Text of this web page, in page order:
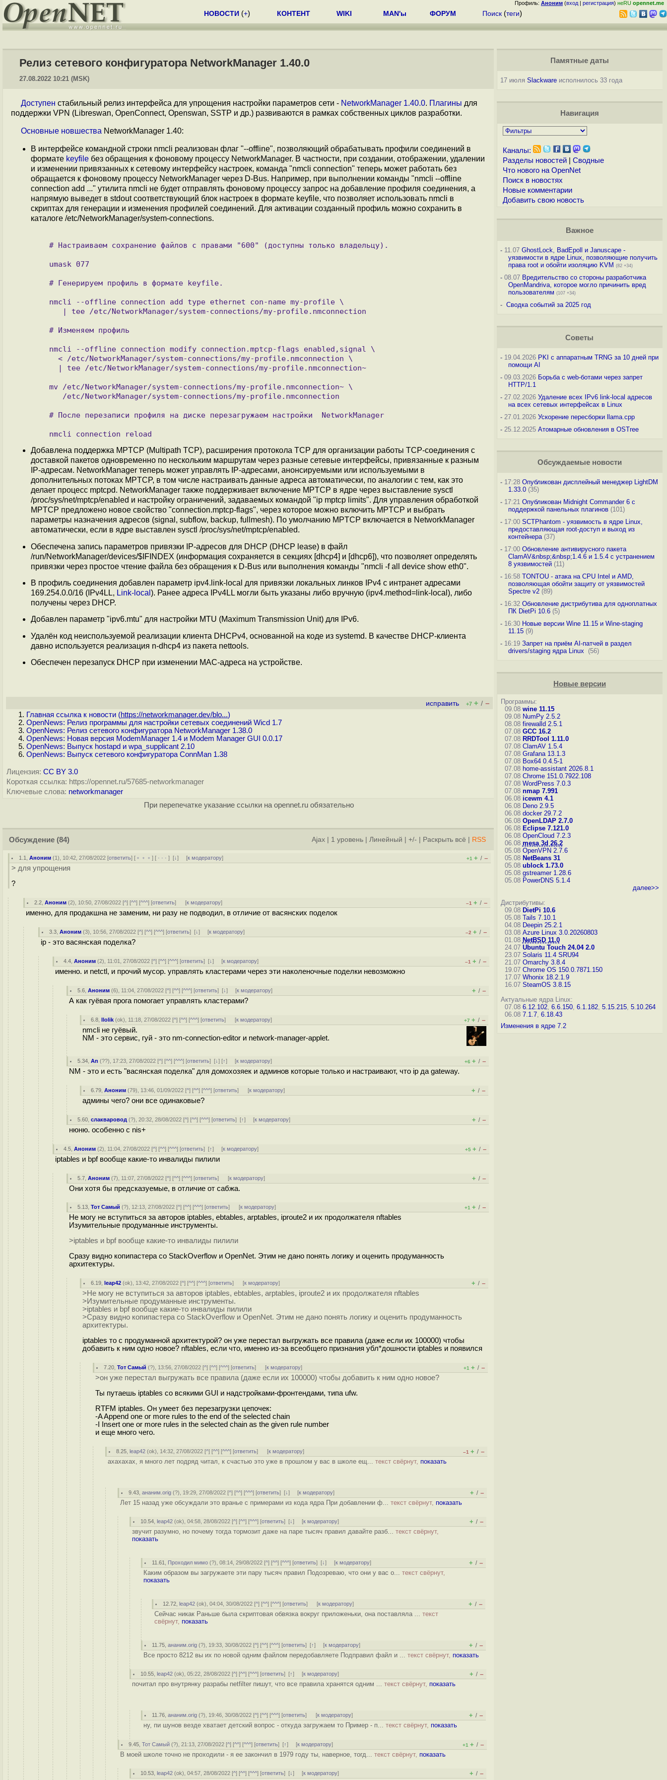
Профиль: Аноним (вход | регистрация) неRU opennet.me
НОВОСТИ (+) КОНТЕНТ WIKI MAN'ы ФОРУМ Поиск (теги)
Релиз сетевого конфигуратора NetworkManager 1.40.0
27.08.2022 10:21 (MSK)
Доступен стабильный релиз интерфейса для упрощения настройки параметров сети - NetworkManager 1.40.0. Плагины для
поддержки VPN (Libreswan, OpenConnect, Openswan, SSTP и др.) развиваются в рамках собственных циклов разработки.
Основные новшества NetworkManager 1.40:
В интерфейсе командной строки nmcli реализован флаг "--offline", позволяющий обрабатывать профили соединений в
формате keyfile без обращения к фоновому процессу NetworkManager. В частности, при создании, отображении, удалении
и изменении привязанных к сетевому интерфейсу настроек, команда "nmcli connection" теперь может работать без
обращается к фоновому процессу NetworkManager через D-Bus. Например, при выполнении команды "nmcli --offline
connection add ..." утилита nmcli не будет отправлять фоновому процессу запрос на добавление профиля соединения, а
напрямую выведет в stdout соответствующий блок настроек в формате keyfile, что позволяет использовать nmcli в
скриптах для генерации и изменения профилей соединений. Для активации созданный профиль можно сохранить в
каталоге /etc/NetworkManager/system-connections.
Добавлена поддержка MPTCP (Multipath TCP), расширения протокола TCP для организации работы TCP-соединения с
доставкой пакетов одновременно по нескольким маршрутам через разные сетевые интерфейсы, привязанные к разным
IP-адресам. NetworkManager теперь может управлять IP-адресами, анонсируемыми или используемыми в
дополнительных потоках MPTCP, в том числе настраивать данные адреса автоматически, по аналогии с тем, как это
делает процесс mptcpd. NetworkManager также поддерживает включение MPTCP в ядре через выставление sysctl
/proc/sys/net/mptcp/enabled и настройку ограничений, задаваемых командой "ip mptcp limits". Для управления обработкой
MPTCP предложено новое свойство "connection.mptcp-flags", через которое можно включить MPTCP и выбрать
параметры назначения адресов (signal, subflow, backup, fullmesh). По умолчанию MPTCP включается в NetworkManager
автоматически, если в ядре выставлен sysctl /proc/sys/net/mptcp/enabled.
Обеспечена запись параметров привязки IP-адресов для DHCP (DHCP lease) в файл
/run/NetworkManager/devices/$IFINDEX (информация сохраняется в секциях [dhcp4] и [dhcp6]), что позволяет определять
привязки через простое чтение файла без обращения к D-Bus или выполнения команды "nmcli -f all device show eth0".
В профиль соединения добавлен параметр ipv4.link-local для привязки локальных линков IPv4 с интранет адресами
169.254.0.0/16 (IPv4LL, Link-local ). Ранее адреса IPv4LL могли быть указаны либо вручную (ipv4.method=link-local), либо
получены через DHCP.
Добавлен параметр "ipv6.mtu" для настройки MTU (Maximum Transmission Unit) для IPv6.
Удалён код неиспользуемой реализации клиента DHCPv4, основанной на коде из systemd. В качестве DHCP-клиента
давно используется реализация n-dhcp4 из пакета nettools.
Обеспечен перезапуск DHCP при изменении MAC-адреса на устройстве.
исправить +7 + / –
Главная ссылка к новости (https://networkmanager.dev/blo...)
OpenNews: Релиз программы для настройки сетевых соединений Wicd 1.7
OpenNews: Релиз сетевого конфигуратора NetworkManager 1.38.0
OpenNews: Новая версия ModemManager 1.4 и Modem Manager GUI 0.0.17
OpenNews: Выпуск hostapd и wpa_supplicant 2.10
OpenNews: Выпуск сетевого конфигуратора ConnMan 1.38
Лицензия: CC BY 3.0
Короткая ссылка: https://opennet.ru/57685-networkmanager
Ключевые слова: networkmanager
При перепечатке указание ссылки на opennet.ru обязательно
Обсуждение (84) Ajax 1 уровень Линейный +/- Раскрыть всё RSS
1.1 ,Аноним (1), 10:42, 27/08/2022 [ответить] [ ﹢﹢﹢] [ · · ·][↓] [к модератору] +1 + / –
> для упрощения
?
2.2 ,Аноним (2), 10:50, 27/08/2022 [^] [^^] [^^^] [ответить] [к модератору] –1 + / –
именно, для продакшна не заменим, ни разу не подводил, в отличие от васянских поделок
3.3 ,Аноним (3), 10:56, 27/08/2022 [^] [^^] [^^^] [ответить][↓] [к модератору] –2 + / –
ip - это васянская поделка?
4.4 ,Аноним (2), 11:01, 27/08/2022 [^] [^^] [^^^] [ответить][↓] [к модератору] –1 + / –
именно. и netctl, и прочий мусор. управлять кластерами через эти наколеночные поделки невозможно
5.6 ,Аноним (6), 11:04, 27/08/2022 [^] [^^] [^^^] [ответить][↓] [к модератору] + / –
А как гуёвая прога помогает управлять кластерами?
6.8 ,llolik (ok), 11:18, 27/08/2022 [^] [^^] [^^^] [ответить] [к модератору] +7 + / –
nmcli не гуёвый.
NM - это сервис, гуй - это nm-connection-editor и network-manager-applet.
5.34 ,An (??), 17:23, 27/08/2022 [^] [^^] [^^^] [ответить][↓] [↑] [к модератору] +6 + / –
NM - это и есть "васянская поделка" для домохозяек и админов которые только и настраивают, что ip да gateway.
6.79 ,Аноним (79), 13:46, 01/09/2022 [^] [^^] [^^^] [ответить] [к модератору] + / –
админы чего? они все одинаковые?
5.60 ,слакваровод (?), 20:32, 28/08/2022 [^] [^^] [^^^] [ответить][↑] [к модератору] + / –
нюню. особенно с nis+
4.5 ,Аноним (2), 11:04, 27/08/2022 [^] [^^] [^^^] [ответить][↑] [к модератору] +5 + / –
iptables и bpf вообще какие-то инвалиды пилили
5.7 ,Аноним (7), 11:07, 27/08/2022 [^] [^^] [^^^] [ответить] [к модератору] + / –
Они хотя бы предсказуемые, в отличие от сабжа.
5.13 ,Тот Самый (?), 12:13, 27/08/2022 [^] [^^] [^^^] [ответить] [к модератору] +1 + / –
Не могу не вступиться за авторов iptables, ebtables, arptables, iproute2 и их продолжателя nftables
Изумительные продуманные инструменты.
>iptables и bpf вообще какие-то инвалиды пилили
Сразу видно копипастера со StackOverflow и OpenNet. Этим не дано понять логику и оценить продуманность
архитектуры.
6.19 ,leap42 (ok), 13:42, 27/08/2022 [^] [^^] [^^^] [ответить] [к модератору] + / –
>Не могу не вступиться за авторов iptables, ebtables, arptables, iproute2 и их продолжателя nftables
>Изумительные продуманные инструменты.
>iptables и bpf вообще какие-то инвалиды пилили
>Сразу видно копипастера со StackOverflow и OpenNet. Этим не дано понять логику и оценить продуманность
архитектуры.
iptables то с продуманной архитектурой? он уже перестал выгружать все правила (даже если их 100000) чтобы
добавить к ним одно новое? nftables, если что, именно из-за всеобщего признания убл*дошности iptables и появился
7.20 ,Тот Самый (?), 13:56, 27/08/2022 [^] [^^] [^^^] [ответить] [к модератору] +1 + / –
>он уже перестал выгружать все правила (даже если их 100000) чтобы добавить к ним одно новое?
Ты путаешь iptables со всякими GUI и надстройками-фронтендами, типа ufw.
RTFM iptables. Он умеет без перезагрузки цепочек:
-A Append one or more rules to the end of the selected chain
-I Insert one or more rules in the selected chain as the given rule number
и еще много чего.
8.25 ,leap42 (ok), 14:32, 27/08/2022 [^] [^^] [^^^] [ответить] [к модератору] –1 + / –
ахахахах, я много лет подряд читал, к счастью это уже в прошлом у вас в школе ещ... текст свёрнут, показать
9.43 ,ананим.orig (?), 19:29, 27/08/2022 [^] [^^] [^^^] [ответить][↓] [к модератору] + / –
Лет 15 назад уже обсуждали это вранье с примерами из кода ядра При добавлении ф... текст свёрнут, показать
10.54 ,leap42 (ok), 04:58, 28/08/2022 [^] [^^] [^^^] [ответить][↓] [к модератору] + / –
звучит разумно, но почему тогда тормозит даже на паре тысяч правил давайте разб... текст свёрнут,
показать
11.61 Проходил мимо (?), 08:14, 29/08/2022 [^] [^^] [^^^] [ответить][↓] [к модератору] + / –
Каким образом вы загружаете эти пару тысяч правил Подозреваю, что они у вас о... текст свёрнут,
показать
12.72 ,leap42 (ok), 04:04, 30/08/2022 [^] [^^] [^^^] [ответить] [к модератору] + / –
Сейчас никак Раньше была скриптовая обвязка вокруг приложеньки, она поставляла ... текст
свёрнут, показать
11.75 ,ананим.orig (?), 19:33, 30/08/2022 [^] [^^] [^^^] [ответить][↑] [к модератору] + / –
Все просто 8212 вы их по новой одним файлом передобавляете Подправил файл и ... текст свёрнут, показать
10.55 ,leap42 (ok), 05:22, 28/08/2022 [^] [^^] [^^^] [ответить][↑] [к модератору] + / –
почитал про внутрянку разрабы netfilter пишут, что все правила хранятся одним ... текст свёрнут, показать
11.76 ,ананим.orig (?), 19:46, 30/08/2022 [^] [^^] [^^^] [ответить] [к модератору] + / –
ну, пи шунов везде хватает детский вопрос - откуда загружаем то Пример - п... текст свёрнут, показать
9.45 ,Тот Самый (?), 21:13, 27/08/2022 [^] [^^] [^^^] [ответить][↑] [к модератору] +1 + / –
В моей школе точно не проходили - я ее закончил в 1979 году ты, наверное, тогд... текст свёрнут, показать
10.53 ,leap42 (ok), 04:57, 28/08/2022 [^] [^^] [^^^] [ответить][↓] [к модератору] + / –
Памятные даты
17 июля Slackwareисполнилось 33 года
Навигация
Каналы:
Разделы новостей| Сводные
Что нового на OpenNet
Поиск в новостях
Новые комментарии
Добавить свою новость
Важное
-11.07 GhostLock, BadEpoll и Januscape -
уязвимости в ядре Linux, позволяющие получить
права root и обойти изоляцию KVM (82 +34)
-08.07 Вредительство со стороны разработчика
OpenMandriva, которое могло причинить вред
пользователям (107 +34)
- Сводка событий за 2025 год
Советы
-19.04.2026 PKI с аппаратным TRNG за 10 дней при
помощи AI
-09.03.2026 Борьба с web-ботами через запрет
HTTP/1.1
-27.02.2026 Удаление всех IPv6 link-local адресов
на всех сетевых интерфейсах в Linux
-27.01.2026 Ускорение пересборки llama.cpp
-25.12.2025 Атомарные обновления в OSTree
Обсуждаемые новости
-17:28 Опубликован дисплейный менеджер LightDM
1.33.0(35)
-17:21 Опубликован Midnight Commander 6 c
поддержкой панельных плагинов(101)
-17:00 SCTPhantom - уязвимость в ядре Linux,
предоставляющая root-доступ и выход из
контейнера(37)
-17:00 Обновление антивирусного пакета
ClamAV&nbsp;&nbsp;1.4.6 и 1.5.4 с устранением
8 уязвимостей(11)
-16:58 TONTOU - атака на CPU Intel и AMD,
позволяющая обойти защиту от уязвимостей
Spectre v2(89)
-16:32 Обновление дистрибутива для одноплатных
ПК DietPi 10.6(5)
-16:30 Новые версии Wine 11.15 и Wine-staging
11.15(9)
-16:19 Запрет на приём AI-патчей в раздел
drivers/staging ядра Linux
(56)
Новые версии
Программы:
09.08 wine 11.15
09.08 NumPy 2.5.2
08.08 firewalld 2.5.1
07.08 GCC 16.2
07.08 RRDTool 1.11.0
07.08 ClamAV 1.5.4
07.08 Grafana 13.1.3
07.08 Box64 0.4.5-1
07.08 home-assistant 2026.8.1
07.08 Chrome 151.0.7922.108
07.08 WordPress 7.0.3
07.08 nmap 7.991
06.08 icewm 4.1
06.08 Deno 2.9.5
06.08 docker 29.7.2
06.08 OpenLDAP 2.7.0
06.08 Eclipse 7.121.0
06.08 OpenCloud 7.2.3
06.08 mesa 3d 26.2
05.08 OpenVPN 2.7.6
05.08 NetBeans 31
05.08 ublock 1.73.0
05.08 gstreamer 1.28.6
05.08 PowerDNS 5.1.4
далее>>
Дистрибутивы:
09.08 DietPi 10.6
05.08 Tails 7.10.1
04.08 Deepin 25.2.1
03.08 Azure Linux 3.0.20260803
01.08 NetBSD 11.0
24.07 Ubuntu Touch 24.04 2.0
23.07 Solaris 11.4 SRU94
21.07 Omarchy 3.8.4
19.07 Chrome OS 150.0.7871.150
17.07 Whonix 18.2.1.9
16.07 SteamOS 3.8.15
Актуальные ядра Linux:
07.08 6.12.102, 6.6.150, 6.1.182, 5.15.215, 5.10.264
06.08 7.1.7, 6.18.43
Изменения в ядре 7.2